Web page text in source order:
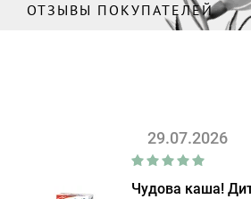
ОТЗЫВЫ ПОКУПАТЕЛЕЙ
29.07.2026
Чудова каша!